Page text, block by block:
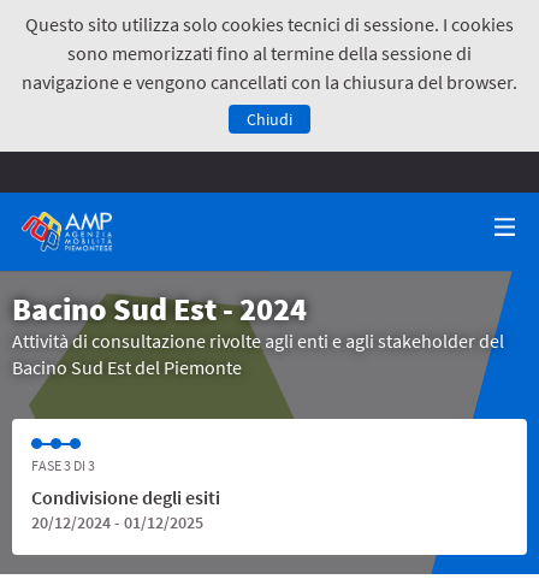
Questo sito utilizza solo cookies tecnici di sessione. I cookies
sono memorizzati fino al termine della sessione di
navigazione e vengono cancellati con la chiusura del browser.
Chiudi
Bacino Sud Est - 2024
Attività di consultazione rivolte agli enti e agli stakeholder del
Bacino Sud Est del Piemonte
FASE 3 DI 3
Condivisione degli esiti
20/12/2024 - 01/12/2025